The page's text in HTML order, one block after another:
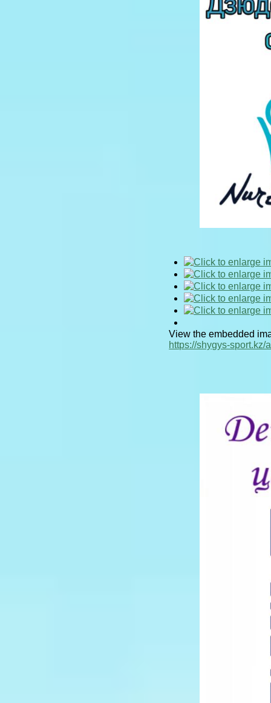
View the embedded
https://shygys-